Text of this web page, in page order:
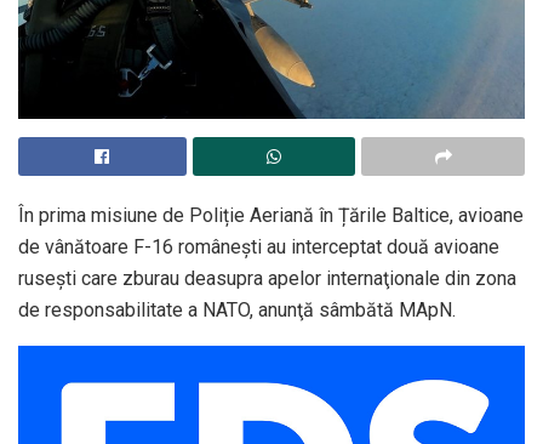
În prima misiune de Poliție Aeriană în Țările Baltice, avioane
de vânătoare F-16 româneşti au interceptat două avioane
ruseşti care zburau deasupra apelor internaţionale din zona
de responsabilitate a NATO, anunţă sâmbătă MApN.